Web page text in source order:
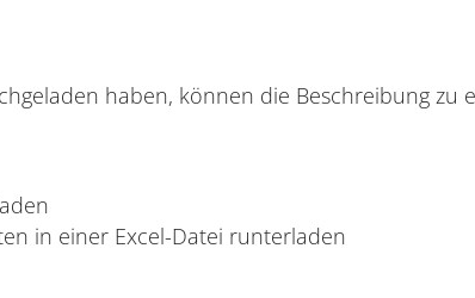
haben, können die Beschreibung zu
in einer Excel-Datei runterladen